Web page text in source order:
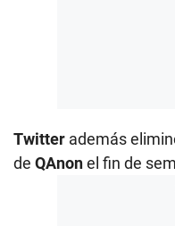
Twitter además
de QAnonel fin de